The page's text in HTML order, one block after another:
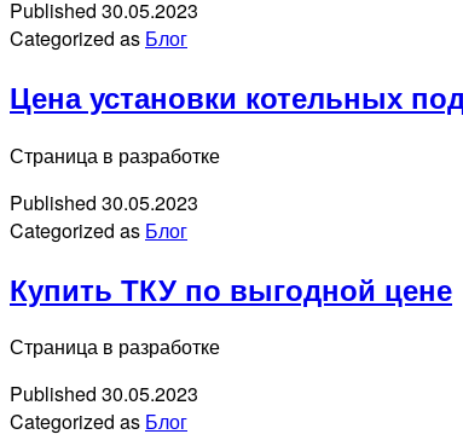
Published 30.05.2023
Categorized as Блог
Цена установки котельных
Страница в разработке
Published 30.05.2023
Categorized as Блог
Купить ТКУ по выгодной цене
Страница в разработке
Published 30.05.2023
Categorized as Блог